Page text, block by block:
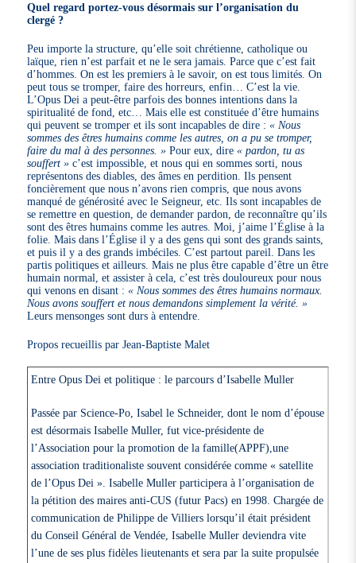
Quel regard portez-vous désormais sur l’organisation du
clergé ?
Peu importe la structure, qu’elle soit chrétienne, catholique ou
laïque, rien n’est parfait et ne le sera jamais. Parce que c’est fait
d’hommes. On est les premiers à le savoir, on est tous limités. On
peut tous se tromper, faire des horreurs, enfin… C’est la vie.
L’Opus Dei a peut-être parfois des bonnes intentions dans la
spiritualité de fond, etc… Mais elle est constituée d’être humains
qui peuvent se tromper et ils sont incapables de dire :« Nous
sommes des êtres humains comme les autres, on a pu se tromper,
faire du mal à des personnes. » Pour eux, dire« pardon, tu as
souffert » c’est impossible, et nous qui en sommes sorti, nous
représentons des diables, des âmes en perdition. Ils pensent
foncièrement que nous n’avons rien compris, que nous avons
manqué de générosité avec le Seigneur, etc. Ils sont incapables de
se remettre en question, de demander pardon, de reconnaître qu’ils
sont des êtres humains comme les autres. Moi, j’aime l’Église à la
folie. Mais dans l’Église il y a des gens qui sont des grands saints,
et puis il y a des grands imbéciles. C’est partout pareil. Dans les
partis politiques et ailleurs. Mais ne plus être capable d’être un être
humain normal, et assister à cela, c’est très douloureux pour nous
qui venons en disant :« Nous sommes des êtres humains normaux.
Nous avons souffert et nous demandons simplement la vérité. »
Leurs mensonges sont durs à entendre.
Propos recueillis par Jean-Baptiste Malet
Entre Opus Dei et politique : le parcours d’Isabelle Muller
Passée par Science-Po, Isabel le Schneider, dont le nom d’épouse
est désormais Isabelle Muller, fut vice-présidente de
l’Association pour la promotion de la famille(APPF),une
association traditionaliste souvent considérée comme « satellite
de l’Opus Dei ». Isabelle Muller participera à l’organisation de
la pétition des maires anti-CUS (futur Pacs) en 1998. Chargée de
communication de Philippe de Villiers lorsqu’il était président
du Conseil Général de Vendée, Isabelle Muller deviendra vite
l’une de ses plus fidèles lieutenants et sera par la suite propulsée